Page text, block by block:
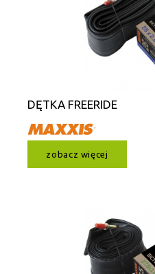
DĘTKA FREERIDE
zobacz więcej